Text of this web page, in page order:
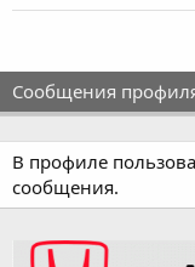
Сообщения
В профиле
сообщения.